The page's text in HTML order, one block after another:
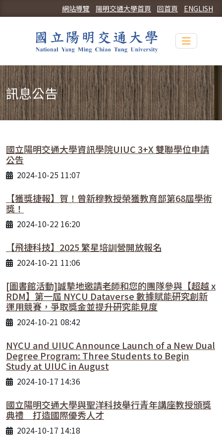
ENGLISH
回首頁
陽明交通大學首頁
網站導覽
Toggle
訊息公告
國立陽明交通大學資訊學院UIUC 3+X 雙聯學位申請
公告
2024-10-25 11:07
【獲獎捷報】賀！曾新穆教授榮獲教育部第68屆學術
獎！
2024-10-22 16:20
【飛捷科技】2025 繁星培訓營開放報名
2024-10-21 11:06
[圖書館活動]誠摯地邀請老師和您的團隊參與【超越 x
RDM】第一屆 NYCU Dataverse 數據賦能研究創新
運用競賽，爭取獎金並提升研究能見度
2024-10-21 08:42
NYCU and UIUC Announce Launch of a New Dual
Degree Program: Three Students to Begin
Study at UIUC in August
2024-10-17 14:36
國立陽明交通大學與聖洋科技舉行青年講座教授頒獎
典禮 打造國際優秀人才
2024-10-17 14:18